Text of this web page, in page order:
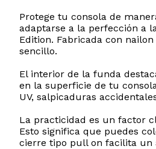
Protege tu consola de
adaptarse a la perfección a
Edition. Fabricada con
sencillo.
El interior de la funda
en la superficie de tu
UV, salpicaduras
La practicidad es un factor
Esto significa que puedes
cierre tipo pull on facilita un